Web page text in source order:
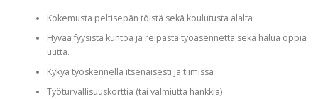
Kokemusta peltisepän töistä sekä koulutusta alalta
Hyvää fyysistä kuntoa ja reipasta työasennetta sekä halua oppia
uutta.
Kykyä työskennellä itsenäisesti ja tiimissä
Työturvallisuuskorttia (tai valmiutta hankkia)